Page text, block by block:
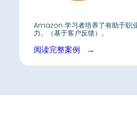
Amazon 学习者培养了有助于职
力。（基于客户反馈）。
阅读完整案例